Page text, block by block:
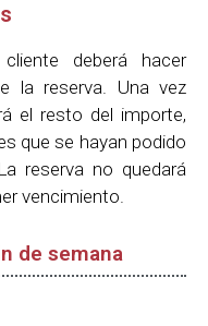
deberá hacer
la reserva. Una vez
el resto del importe,
que se hayan podido
reserva no quedará
vencimiento.
de semana